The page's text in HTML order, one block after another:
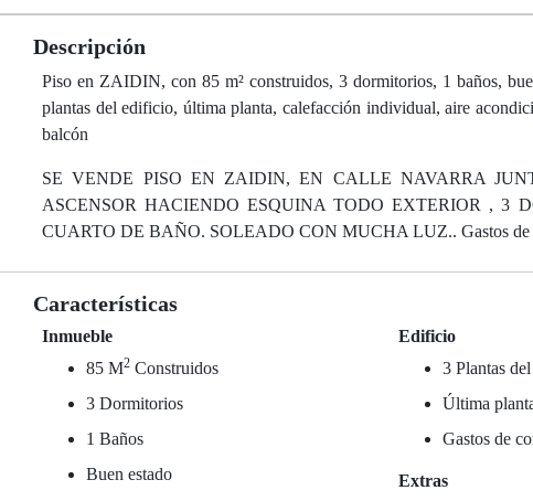
Descripción
Piso en ZAIDIN, con 85 m² construidos, 3 dormitorios, 1 baños,
plantas del edificio, última planta, calefacción individual, aire
balcón
SE VENDE PISO EN ZAIDIN, EN CALLE NAVARRA
ASCENSOR HACIENDO ESQUINA TODO EXTERIOR , 3
CUARTO DE BAÑO. SOLEADO CON MUCHA LUZ.. Gastos de
Características
Inmueble
85 M2 Construidos
3 Dormitorios
1 Baños
Buen estado
Edificio
3 Plantas
Última
Gastos de
Extras